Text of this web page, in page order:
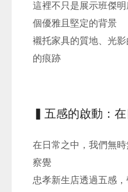
這裡不只是展示班傑
個優雅且堅定的背景
襯托家具的質地、光
的痕跡
▍五感的啟動：
在日常之中，我們無
察覺
忠孝新生店透過五感